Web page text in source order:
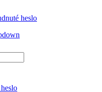
heslo